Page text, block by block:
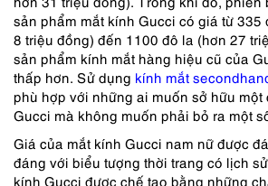
sản phẩm mắt kính Gucci có giá từ 335
8 triệu đồng) đến 1100 đô la (hơn 27
sản phẩm kính mắt hàng hiệu cũ của
thấp hơn. Sử dụng kính mắt
phù hợp với những ai muốn sở hữu một
Gucci mà không muốn phải bỏ ra một
Giá của mắt kính Gucci nam nữ được
đáng với biểu tượng thời trang có lịch
kính Gucci được chế tạo bằng những